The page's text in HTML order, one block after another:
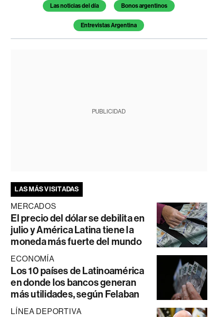
Las noticias del día Bonos argentinos
Entrevistas Argentina
PUBLICIDAD
LAS MÁS VISITADAS
MERCADOS
El precio del dólar se debilita en
julio y América Latina tiene la
moneda más fuerte del mundo
ECONOMÍA
Los 10 países de Latinoamérica
en donde los bancos generan
más utilidades, según Felaban
LÍNEA DEPORTIVA